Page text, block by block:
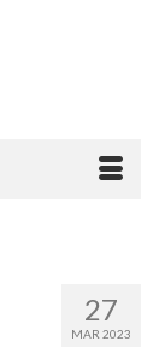
27
MAR 2023